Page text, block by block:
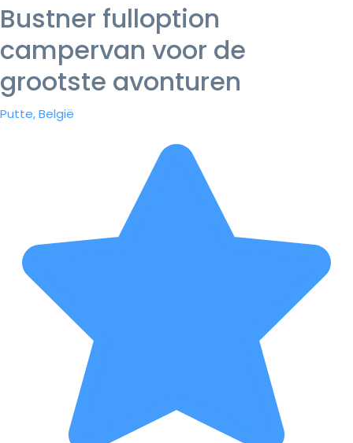
Bustner fulloption
campervan voor de
grootste avonturen
Putte, België